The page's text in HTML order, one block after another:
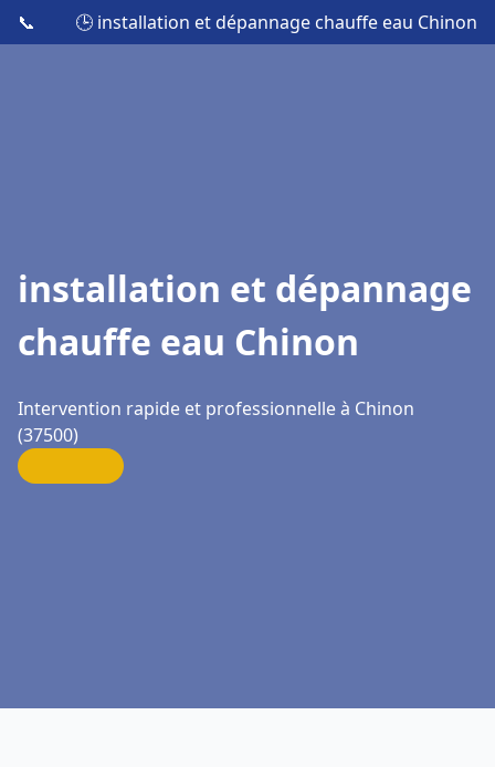
📞 🕒 installation et dépannage chauffe eau Chinon
installation et dépannage
chauffe eau Chinon
Intervention rapide et professionnelle à Chinon
(37500)